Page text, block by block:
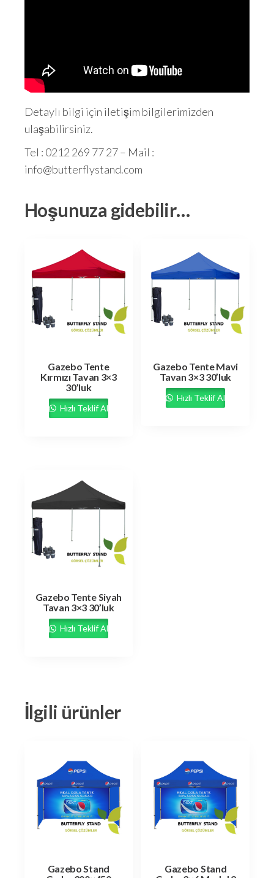
Detaylı bilgi için iletişim bilgilerimizden
ulaşabilirsiniz.
Tel : 0212 269 77 27 – Mail :
info@butterflystand.com
Hoşunuza gidebilir…
Gazebo Tente
Kırmızı Tavan 3×3
30’luk
Hızlı Teklif Al
Gazebo Tente Mavi
Tavan 3×3 30’luk
Hızlı Teklif Al
Gazebo Tente Siyah
Tavan 3×3 30’luk
Hızlı Teklif Al
İlgili ürünler
Gazebo Stand
Gazebo Stand